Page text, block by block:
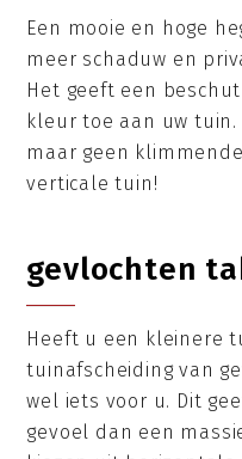
Een mooie en hoge
meer schaduw en
Het geeft een
kleur toe aan uw
maar geen
verticale tuin!
gevlochten
Heeft u een kleinere
tuinafscheiding van
wel iets voor u. Dit
gevoel dan een